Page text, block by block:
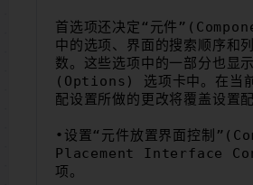
首选项还决定“元件
中的选项、界面的搜索顺序和
数。这些选项中的一部分也显
(Options) 选项卡中。在当
配设置所做的更改将覆盖设置配
•设置“元件放置界面控制
Placement Interface
项。